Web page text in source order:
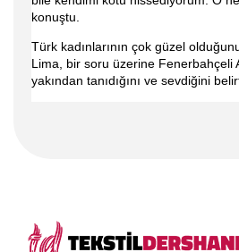
konuştu.
Türk kadınlarının çok güzel
Lima, bir soru üzerine Fenerbahçeli
yakından tanıdığını ve sevdiğini